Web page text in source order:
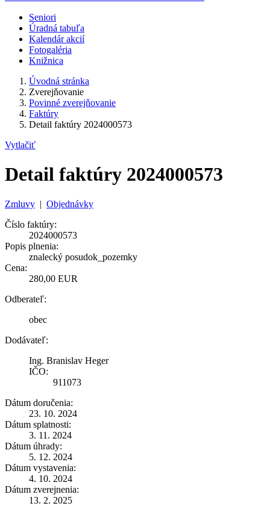
Seniori
Úradná tabuľa
Kalendár akcií
Fotogaléria
Knižnica
Úvodná stránka
Zverejňovanie
Povinné zverejňovanie
Faktúry
Detail faktúry 2024000573
Vytlačiť
Detail faktúry 2024000573
Zmluvy | Objednávky
Číslo faktúry:
2024000573
Popis plnenia:
znalecký posudok_pozemky
Cena:
280,00 EUR
Odberateľ:
obec
Dodávateľ:
Ing. Branislav Heger
IČO:
911073
Dátum doručenia:
23. 10. 2024
Dátum splatnosti:
3. 11. 2024
Dátum úhrady:
5. 12. 2024
Dátum vystavenia:
4. 10. 2024
Dátum zverejnenia:
13. 2. 2025